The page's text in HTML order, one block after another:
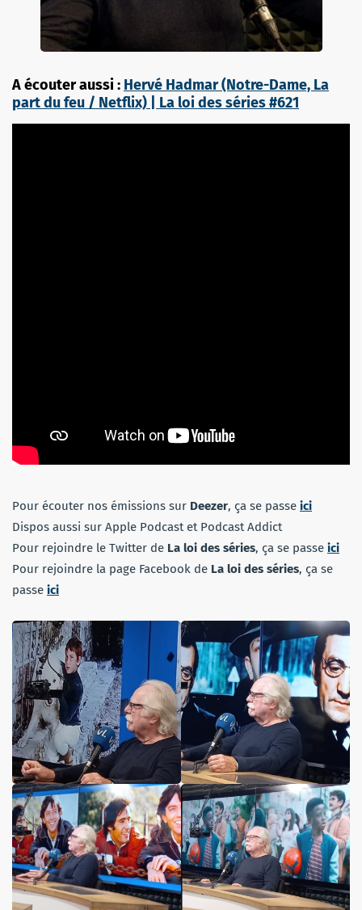
A écouter aussi : Hervé Hadmar (Notre-Dame, La
part du feu / Netflix) | La loi des séries #621
Pour écouter nos émissions sur Deezer, ça se passe ici
Dispos aussi sur Apple Podcast et Podcast Addict
Pour rejoindre le Twitter de La loi des séries, ça se passe ici
Pour rejoindre la page Facebook de La loi des séries, ça se
passe ici